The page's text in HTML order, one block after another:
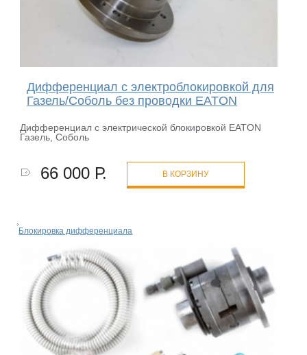
Дифференциал с электроблокировкой для
Газель/Соболь без проводки EATON
Дифференциал с электрической блокировкой EATON
Газель, Соболь
66 000 Р. В КОРЗИНУ
Блокировка дифференциала